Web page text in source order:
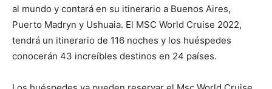
al mundo y contará en su itinerario a Buenos Aires,
Puerto Madryn y Ushuaia. El MSC World Cruise 2022,
tendrá un itinerario de 116 noches y los huéspedes
conocerán 43 increíbles destinos en 24 países.